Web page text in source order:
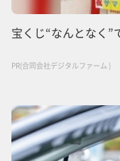
宝くじ“なんとなく”
PR(合同会社デジタルファーム )